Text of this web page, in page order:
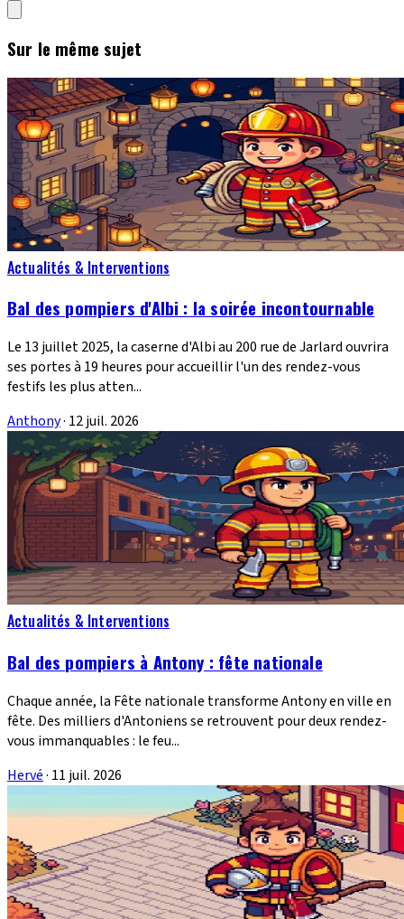
Sur le même sujet
Actualités & Interventions
Bal des pompiers d'Albi : la soirée incontournable
Le 13 juillet 2025, la caserne d'Albi au 200 rue de Jarlard ouvrira
ses portes à 19 heures pour accueillir l'un des rendez-vous
festifs les plus atten...
Anthony· 12 juil. 2026
Actualités & Interventions
Bal des pompiers à Antony : fête nationale
Chaque année, la Fête nationale transforme Antony en ville en
fête. Des milliers d'Antoniens se retrouvent pour deux rendez-
vous immanquables : le feu...
Hervé· 11 juil. 2026